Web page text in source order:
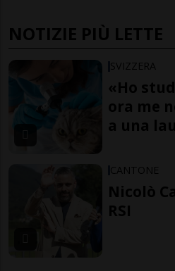
NOTIZIE PIÙ LETTE
SVIZZERA
«Ho
ora me
a una
CANTONE
Nicolò
RSI